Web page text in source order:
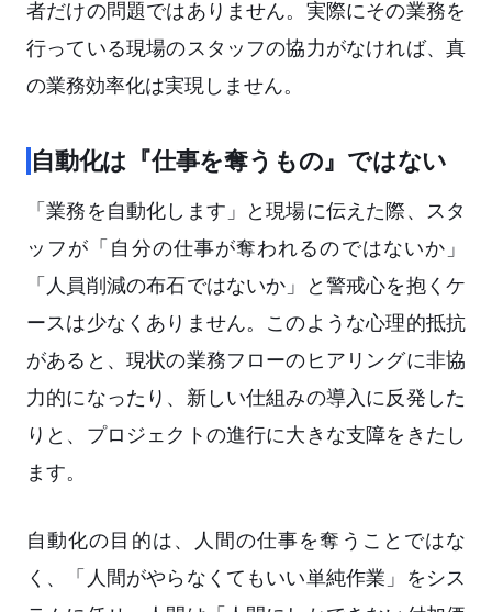
者だけの問題ではありません。実際にその業務を
行っている現場のスタッフの協力がなければ、真
の業務効率化は実現しません。
自動化は『仕事を奪うもの』ではない
「業務を自動化します」と現場に伝えた際、スタ
ッフが「自分の仕事が奪われるのではないか」
「人員削減の布石ではないか」と警戒心を抱くケ
ースは少なくありません。このような心理的抵抗
があると、現状の業務フローのヒアリングに非協
力的になったり、新しい仕組みの導入に反発した
りと、プロジェクトの進行に大きな支障をきたし
ます。
自動化の目的は、人間の仕事を奪うことではな
く、「人間がやらなくてもいい単純作業」をシス